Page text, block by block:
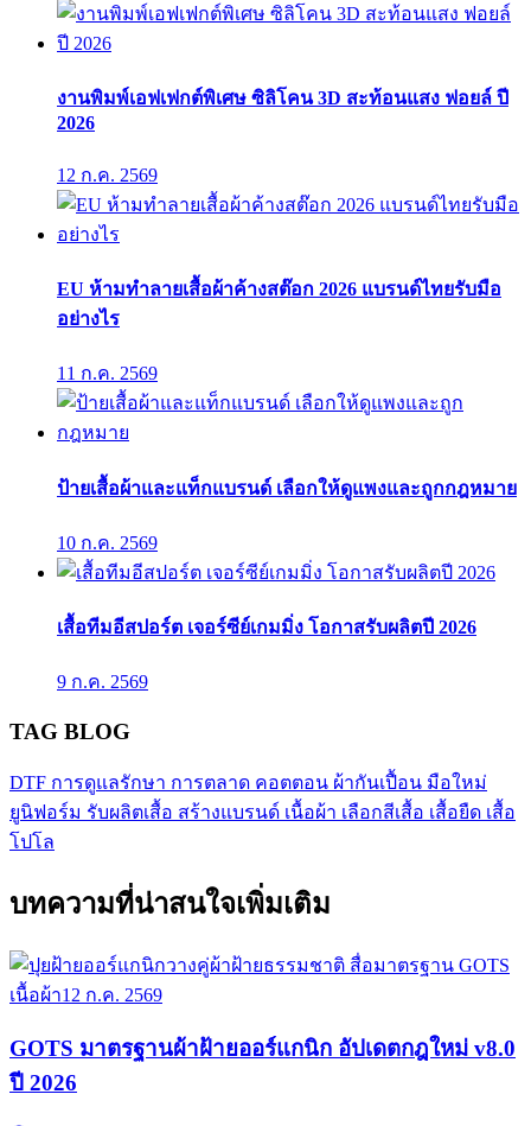
งานพิมพ์เอฟเฟกต์พิเศษ ซิลิโคน 3D สะท้อนแสง ฟอยล์ ปี
2026
12 ก.ค. 2569
EU ห้ามทำลายเสื้อผ้าค้างสต๊อก 2026 แบรนด์ไทยรับมือ
อย่างไร
11 ก.ค. 2569
ป้ายเสื้อผ้าและแท็กแบรนด์ เลือกให้ดูแพงและถูกกฎหมาย
10 ก.ค. 2569
เสื้อทีมอีสปอร์ต เจอร์ซีย์เกมมิ่ง โอกาสรับผลิตปี 2026
9 ก.ค. 2569
TAG BLOG
DTF การดูแลรักษา การตลาด คอตตอน ผ้ากันเปื้อน มือใหม่
ยูนิฟอร์ม รับผลิตเสื้อ สร้างแบรนด์ เนื้อผ้า เลือกสีเสื้อ เสื้อยืด เสื้อ
โปโล
บทความที่น่าสนใจเพิ่มเติม
เนื้อผ้า12 ก.ค. 2569
GOTS มาตรฐานผ้าฝ้ายออร์แกนิก อัปเดตกฎใหม่ v8.0
ปี 2026